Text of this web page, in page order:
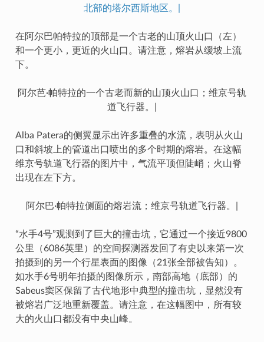
北部的塔尔西斯地区。|
在阿尔巴帕特拉的顶部是一个古老的山顶火山口（左）
和一个更小，更近的火山口。请注意，熔岩从缓坡上流
下。
阿尔芭·帕特拉的一个古老而新的山顶火山口；维京号轨
道飞行器。|
Alba Patera的侧翼显示出许多重叠的水流，表明从火山
口和斜坡上的管道出口喷出的多个时期的熔岩。在这幅
维京号轨道飞行器的图片中，气流平顶但陡峭；火山脊
出现在左下方。
阿尔巴·帕特拉侧面的熔岩流；维京号轨道飞行器。|
“水手4号”观测到了巨大的撞击坑，它通过一个接近9800
公里（6086英里）的空间探测器发回了有史以来第一次
拍摄到的另一个行星表面的图像（21张全部被告知）。
如水手6号明年拍摄的图像所示，南部高地（底部）的
Sabeus窦区保留了古代地形中典型的撞击坑，显然没有
被熔岩广泛地重新覆盖。请注意，在这幅图中，所有较
大的火山口都没有中央山峰。